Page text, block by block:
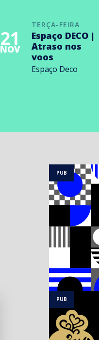
TERÇA-FEIRA
21
NOV
Espaço DECO |
Atraso nos
voos
Espaço Deco